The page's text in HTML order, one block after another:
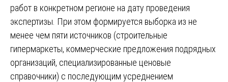
работ в конкретном регионе на дату проведения
экспертизы. При этом формируется выборка из не
менее чем пяти источников (строительные
гипермаркеты, коммерческие предложения подрядных
организаций, специализированные ценовые
справочники) с последующим усреднением